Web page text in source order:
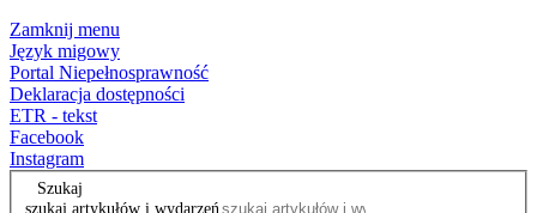
Zamknij menu
Język migowy
Portal Niepełnosprawność
Deklaracja dostępności
ETR - tekst
Facebook
Instagram
Szukaj
szukaj artykułów i wydarzeń